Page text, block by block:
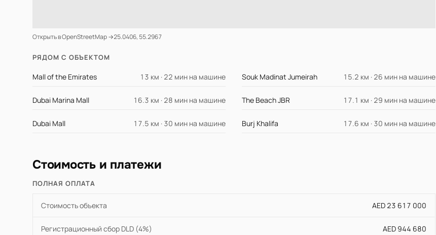
Открыть в OpenStreetMap →25.0406, 55.2967
РЯДОМ С ОБЪЕКТОМ
Mall of the Emirates 13 км · 22 мин на машине Souk Madinat Jumeirah 15.2 км · 26 мин на машине
Dubai Marina Mall 16.3 км · 28 мин на машине The Beach JBR 17.1 км · 29 мин на машине
Dubai Mall 17.5 км · 30 мин на машине Burj Khalifa 17.6 км · 30 мин на машине
Стоимость и платежи
ПОЛНАЯ ОПЛАТА
Стоимость объекта AED 23 617 000
Регистрационный сбор DLD (4%) AED 944 680